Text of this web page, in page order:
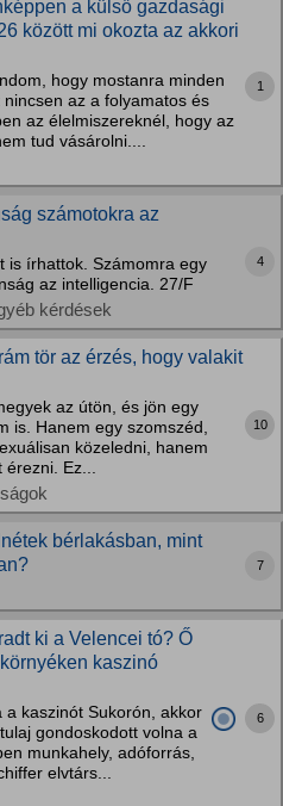
a külső gazdasági
között mi okozta az akkori
hogy mostanra minden
az a folyamatos és
az élelmiszereknél, hogy az
tud vásárolni....
1
számotokra az
is írhattok. Számomra egy
az intelligencia. 27/F
kérdések
4
tör az érzés, hogy valakit
az útön, és jön egy
is. Hanem egy szomszéd,
közeledni, hanem
érezni. Ez...
10
bérlakásban, mint
7
ki a Velencei tó? Ő
kaszinó
a kaszinót Sukorón, akkor
gondoskodott volna a
munkahely, adóforrás,
elvtárs...
6